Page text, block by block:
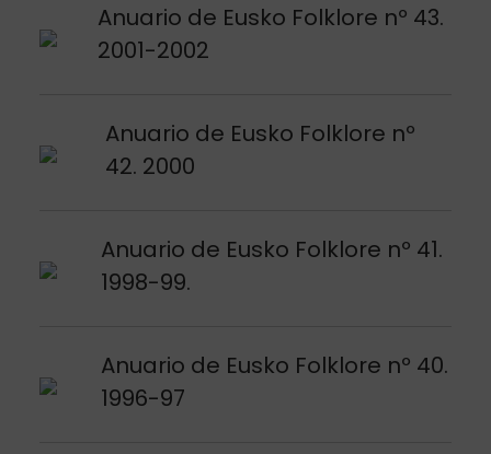
Anuario de Eusko Folklore nº 43.
2001-2002
Argitalpena ikusi
Anuario de Eusko Folklore nº
42. 2000
Argitalpena ikusi
Anuario de Eusko Folklore nº 41.
1998-99.
Argitalpena ikusi
Anuario de Eusko Folklore nº 40.
1996-97
Argitalpena ikusi